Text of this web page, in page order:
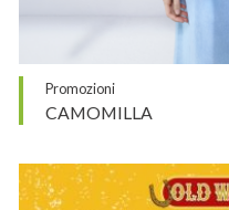
Promozioni
CAMOMILLA